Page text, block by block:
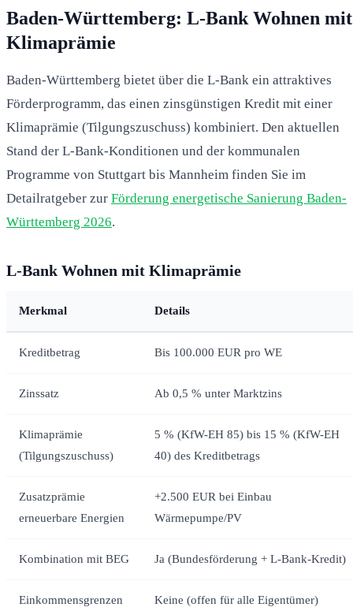
Baden-Württemberg: L-Bank Wohnen mit
Klimaprämie
Baden-Württemberg bietet über die L-Bank ein attraktives
Förderprogramm, das einen zinsgünstigen Kredit mit einer
Klimaprämie (Tilgungszuschuss) kombiniert. Den aktuellen
Stand der L-Bank-Konditionen und der kommunalen
Programme von Stuttgart bis Mannheim finden Sie im
Detailratgeber zur Förderung energetische Sanierung Baden-
Württemberg 2026.
L-Bank Wohnen mit Klimaprämie
Merkmal Details
Kreditbetrag Bis 100.000 EUR pro WE
Zinssatz Ab 0,5 % unter Marktzins
Klimaprämie
(Tilgungszuschuss)
5 % (KfW-EH 85) bis 15 % (KfW-EH
40) des Kreditbetrags
Zusatzprämie
erneuerbare Energien
+2.500 EUR bei Einbau
Wärmepumpe/PV
Kombination mit BEG Ja (Bundesförderung + L-Bank-Kredit)
Einkommensgrenzen Keine (offen für alle Eigentümer)